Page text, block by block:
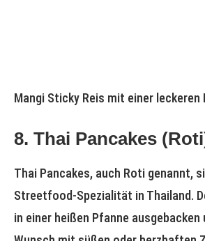
Mangi Sticky Reis mit einer
8. Thai Pancakes
Thai Pancakes, auch Roti genannt,
Streetfood-Spezialität in Thailand.
in einer heißen Pfanne ausgebacken